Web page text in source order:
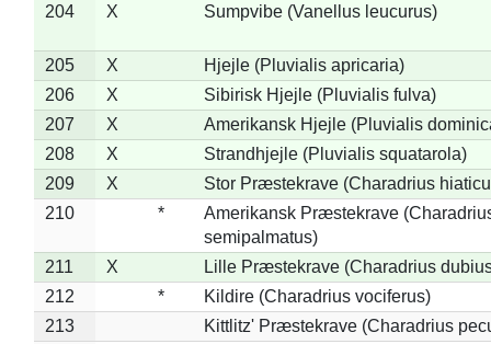
204
X Sumpvibe (Vanellus leucurus)
205 X
Hjejle (Pluvialis apricaria)
206
X
Sibirisk Hjejle (Pluvialis fulva)
207
X
Amerikansk Hjejle (Pluvialis
208
X
Strandhjejle (Pluvialis squatarola)
209
X
Stor Præstekrave (Charadrius
210
*
Amerikansk Præstekrave
semipalmatus)
211
X
Lille Præstekrave (Charadrius
212
*
Kildire (Charadrius vociferus)
213
Kittlitz' Præstekrave (Charadrius